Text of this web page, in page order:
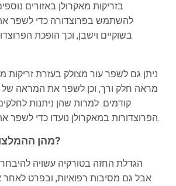
בזריקות מאקרולן באזורים
להשתמש בפרוצדורה כדי לשפר
בשוקיים וישבן, וכך הופכת
ניתן גם לשפר עור מצולק בעזרת זריקות
מראה חלק ורך, וכן לשפר את המראה של
קודמים. למרות שהן ניתנות
הפרוצדורות במאקרולן נועדו כדי לשפר את גודל בנפח החזה.
מהן ההמלצות להגדלת חזה?
הגדלת החזה בטורקיה עשויה
אבל גם מסיבות רפואיות, ובפרט